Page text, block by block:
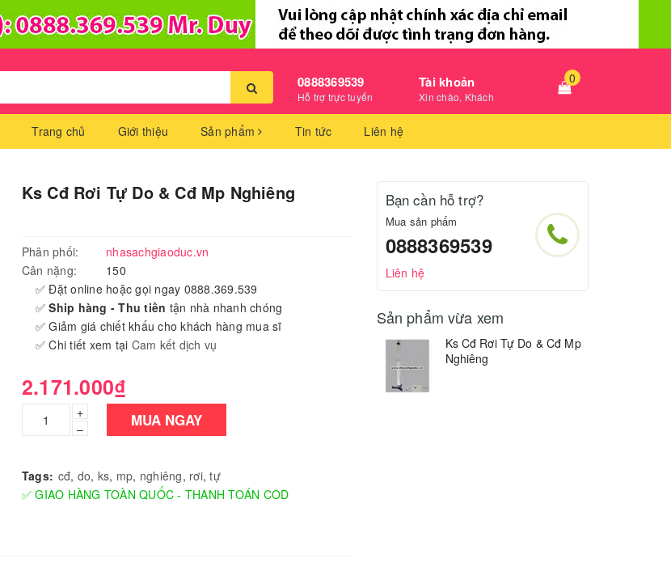
0888369539
Hỗ trợ trực tuyến
Tài khoản
Xin chào, Khách
0
Trang chủ Giới thiệu Sản phẩm Tin tức Liên hệ
Ks Cđ Rơi Tự Do & Cđ Mp Nghiêng
Phân phối:
nhasachgiaoduc.vn
Cân nặng:
150
✅ Đặt online hoặc gọi ngay 0888.369.539
✅Ship hàng - Thu tiền tận nhà nhanh chóng
✅ Giảm giá chiết khấu cho khách hàng mua sĩ
✅ Chi tiết xem tại Cam kết dịch vụ
2.171.000₫
+
–
MUA NGAY
Tags: cđ, do, ks, mp, nghiêng, rơi,tự
✅ GIAO HÀNG TOÀN QUỐC - THANH TOÁN COD
Bạn cần hỗ trợ?
Mua sản phẩm
0888369539
Liên hệ
Sản phẩm vừa xem
Ks Cđ Rơi Tự Do & Cđ Mp
Nghiêng